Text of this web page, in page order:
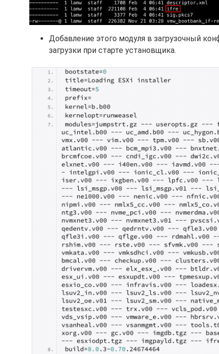
Добавление этого модуля в загрузочный
загрузки при старте установщика.